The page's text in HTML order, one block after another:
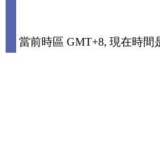
當前時區 GMT+8, 現在時間